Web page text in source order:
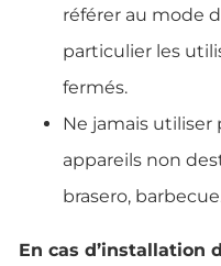
référer au mode
particulier les
fermés.
Ne jamais utiliser
appareils non
brasero,
En cas d’installation